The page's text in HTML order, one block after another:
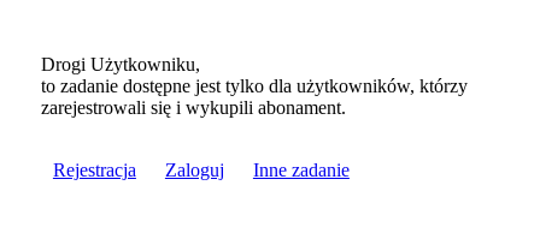
Drogi Użytkowniku,
to zadanie dostępne jest tylko dla użytkowników, którzy
zarejestrowali się i wykupili abonament.
Rejestracja Zaloguj Inne zadanie